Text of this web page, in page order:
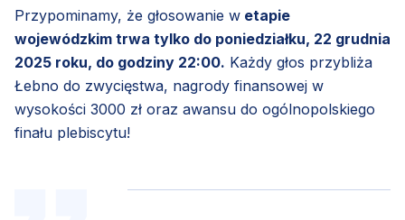
Przypominamy, że głosowanie w etapie
wojewódzkim trwa tylko do poniedziałku, 22 grudnia
2025 roku, do godziny 22:00. Każdy głos przybliża
Łebno do zwycięstwa, nagrody finansowej w
wysokości 3000 zł oraz awansu do ogólnopolskiego
finału plebiscytu!